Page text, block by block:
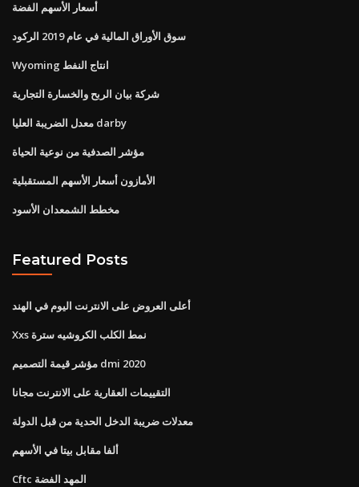
أسعار الأسهم الفضة
سوق الأوراق المالية في عام 2019 الركود
Wyoming انتاج النفط
شركة بيان الربح والخسارة التجارية
معدل الضريبة العليا darby
مؤشر الصدفية من نوعية الحياة
الأمازون أسعار الأسهم المستقبلية
مخطط الشمعدان الأسود
Featured Posts
أعلى العروض على الانترنت اليوم في الهند
Xxs نمط الكلب الكروشيه سترة
مؤشر قيمة التصميم dmi 2020
التقييمات العقارية على الانترنت مجانا
معدلات ضريبة الدخل الحدية من قبل الدولة
ألفا مقابل بيتا في الأسهم
Cftc المهد الفضة